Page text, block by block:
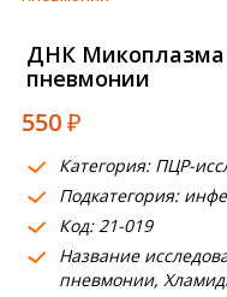
Врачи
Получить результат
Пациентам
О компании
Где сдать
ДНК
пневмонии
550₽
Категория: ПЦР-
Подкатегория:
Код: 21-019
Название
пневмонии,